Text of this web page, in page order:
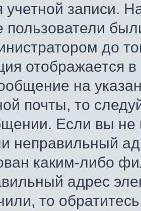
учетной записи.
пользователи
до
отображается
на
почты, то
Если вы
неправильный
каким-либо
адрес
то